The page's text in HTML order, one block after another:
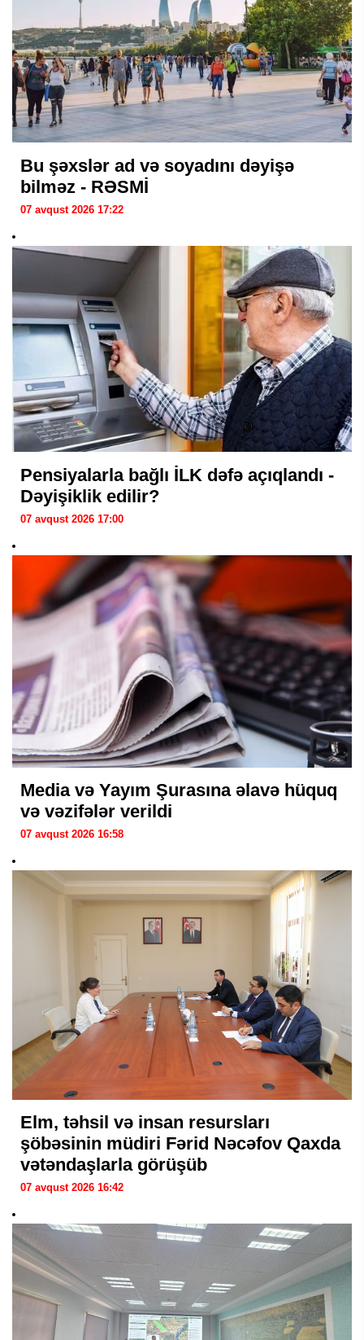
Bu şəxslər ad və soyadını dəyişə
bilməz - RƏSMİ
07 avqust 2026 17:22
Pensiyalarla bağlı İLK dəfə açıqlandı -
Dəyişiklik edilir?
07 avqust 2026 17:00
Media və Yayım Şurasına əlavə hüquq
və vəzifələr verildi
07 avqust 2026 16:58
Elm, təhsil və insan resursları
şöbəsinin müdiri Fərid Nəcəfov Qaxda
vətəndaşlarla görüşüb
07 avqust 2026 16:42